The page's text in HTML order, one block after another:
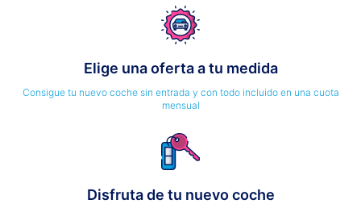
Elige una oferta a tu medida
Consigue tu nuevo coche sin entrada y con todo incluido en una cuota
mensual
Disfruta de tu nuevo coche